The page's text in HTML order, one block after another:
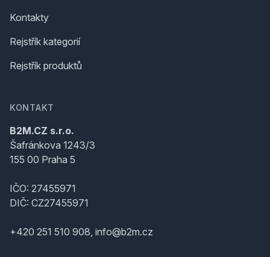
Kontakty
Rejstřík kategorií
Rejstřík produktů
KONTAKT
B2M.CZ s.r.o.
Šafránkova 1243/3
155 00 Praha 5
IČO: 27455971
DIČ: CZ27455971
+420 251 510 908, info@b2m.cz